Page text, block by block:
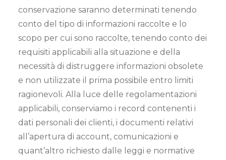
conservazione saranno determinati tenendo
conto del tipo di informazioni raccolte e lo
scopo per cui sono raccolte, tenendo conto dei
requisiti applicabili alla situazione e della
necessità di distruggere informazioni obsolete
e non utilizzate il prima possibile entro limiti
ragionevoli. Alla luce delle regolamentazioni
applicabili, conserviamo i record contenenti i
dati personali dei clienti, i documenti relativi
all’apertura di account, comunicazioni e
quant’altro richiesto dalle leggi e normative